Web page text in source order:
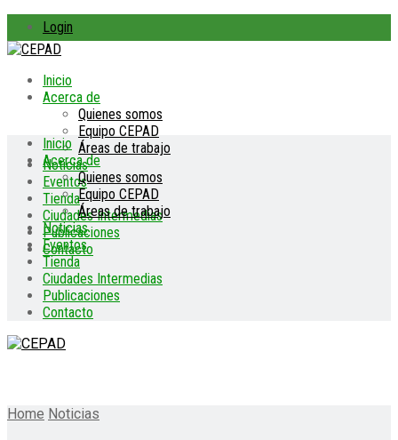
Login
Inicio
Acerca de
Quienes somos
Equipo CEPAD
Áreas de trabajo
Noticias
Eventos
Tienda
Ciudades Intermedias
Publicaciones
Contacto
Inicio
Acerca de
Quienes somos
Equipo CEPAD
Áreas de trabajo
Noticias
Eventos
Tienda
Ciudades Intermedias
Publicaciones
Contacto
Home Noticias